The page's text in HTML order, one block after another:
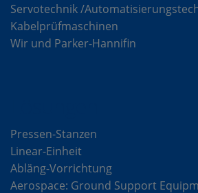
Servotechnik /
Kabelprüfmaschinen
Wir und Parker-Hannifin
Pressen-Stanzen
Linear-Einheit
Abläng-Vorrichtung
Aerospace: Ground Support